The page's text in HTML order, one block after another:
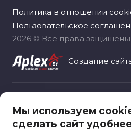
Политика в отношении
Пользовательское
2026 © Все права защищены
Создание
«Автоком рус»,
Москва, вн.тер.г.
Мы используем
сделать сайт